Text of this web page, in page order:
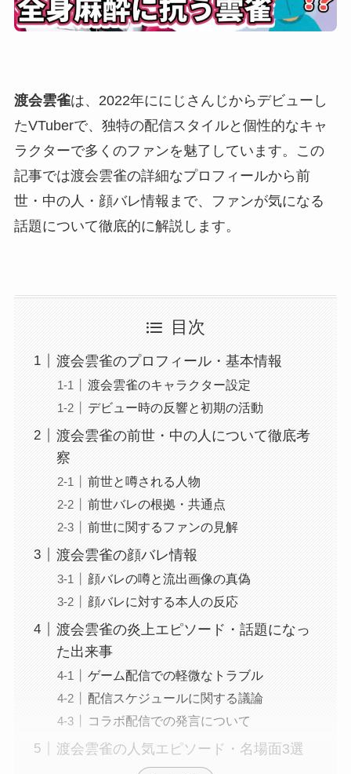
渡会雲雀は、2022年ににじさんじからデビューし
たVTuberで、独特の配信スタイルと個性的なキャ
ラクターで多くのファンを魅了しています。この
記事では渡会雲雀の詳細なプロフィールから前
世・中の人・顔バレ情報まで、ファンが気になる
話題について徹底的に解説します。
目次
渡会雲雀のプロフィール・基本情報
渡会雲雀のキャラクター設定
デビュー時の反響と初期の活動
渡会雲雀の前世・中の人について徹底考
察
前世と噂される人物
前世バレの根拠・共通点
前世に関するファンの見解
渡会雲雀の顔バレ情報
顔バレの噂と流出画像の真偽
顔バレに対する本人の反応
渡会雲雀の炎上エピソード・話題になっ
た出来事
ゲーム配信での軽微なトラブル
配信スケジュールに関する議論
コラボ配信での発言について
渡会雲雀の人気エピソード・名場面3選